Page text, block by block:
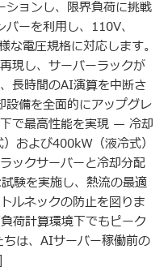
ションし、限界負荷に挑戦
ーを利用し、110V、
電圧規格に対応します。
現し、サーバーラックが
長時間のAI演算を中断さ
設備を全面的にアップグレ
で最高性能を実現 — 冷却
および400kW（液冷式）
ックサーバーと冷却分配
験を実施し、熱流の最適
ルネックの防止を図りま
荷計算環境下でもピーク
は、AIサーバー稼働前の